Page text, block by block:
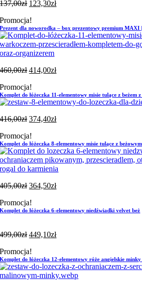
137,00zł 123,30zł
Promocja!
Prezent dla noworodka – box prezentowy premium MAXI
460,00zł 414,00zł
Promocja!
Komplet do łóżeczka 11-elementowy misie tulące z beżem
416,00zł 374,40zł
Promocja!
Komplet do łóżeczka 8-elementowy misie tulące z
405,00zł 364,50zł
Promocja!
Komplet do łóżeczka 6-elementowy niedźwiadki velvet beż
499,00zł 449,10zł
Promocja!
Komplet do łóżeczka 12-elementowy róże angielskie